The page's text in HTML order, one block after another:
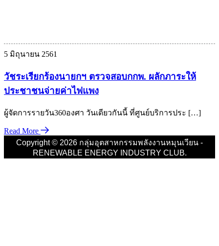
เ
5 มิถุนายน 2561
วัชระเรียกร้องนายกฯ ตรวจสอบกกพ. ผลักภาระให้
ประชาชนจ่ายค่าไฟแพง
ผู้จัดการรายวัน360องศา วันเดียวกันนี้ ที่ศูนย์บริการประ […]
Read More
Copyright © 2026 กลุ่มอุตสาหกรรมพลังงานหมุนเวียน -
RENEWABLE ENERGY INDUSTRY CLUB.